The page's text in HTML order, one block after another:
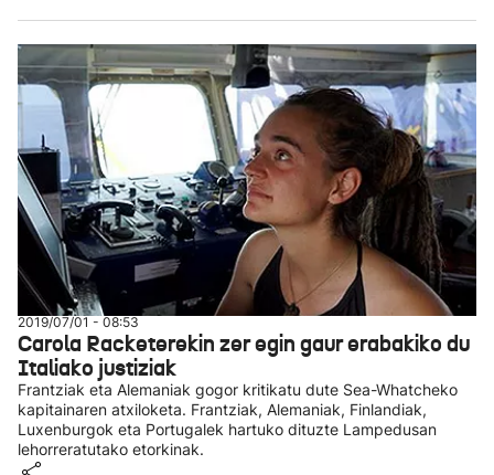
2019/07/01 - 08:53
Carola Racketerekin zer egin gaur erabakiko du
Italiako justiziak
Frantziak eta Alemaniak gogor kritikatu dute Sea-Whatcheko
kapitainaren atxiloketa. Frantziak, Alemaniak, Finlandiak,
Luxenburgok eta Portugalek hartuko dituzte Lampedusan
lehorreratutako etorkinak.